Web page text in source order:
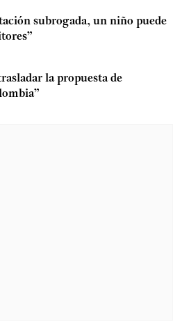
subrogada, un niño puede
la propuesta de